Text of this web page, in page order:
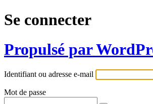
Se connecter
Propulsé par
Identifiant ou adresse e-mail
Mot de passe